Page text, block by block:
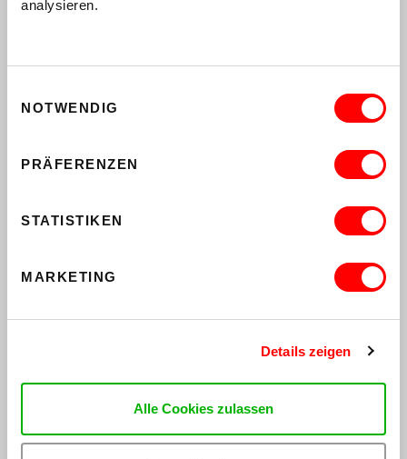
analysieren.
NOTWENDIG
PRÄFERENZEN
STATISTIKEN
MARKETING
Details zeigen
Alle Cookies zulassen
MEHR
WHEN THE KIDS ARE SLEEPING #6
Museum
KINDER,PARTY